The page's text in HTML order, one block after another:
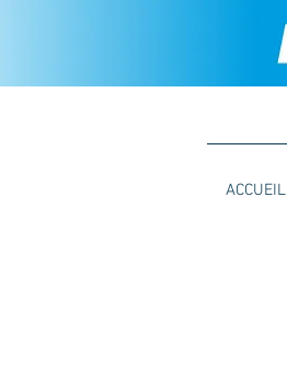
ACCUEIL